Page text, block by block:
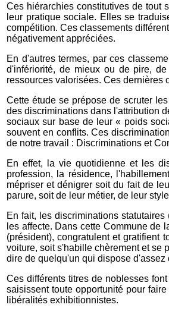
Ces hiérarchies constitutives de tout
leur pratique sociale. Elles se
compétition. Ces classements
négativement appréciées.
En d'autres termes, par ces
d'infériorité, de mieux ou de pire,
ressources valorisées. Ces dernières
Cette étude se prépose de scruter
des discriminations dans l'attribution
sociaux sur base de leur « poids
souvent en conflits. Ces
de notre travail : Discriminations et
En effet, la vie quotidienne et les
profession, la résidence,
mépriser et dénigrer soit du fait de
parure, soit de leur métier, de leur
En fait, les discriminations
les affecte. Dans cette Commune
(président), congratulent et gratifient
voiture, soit s'habille chèrement et se
dire de quelqu'un qui dispose d'assez
Ces différents titres de noblesses
saisissent toute opportunité pour
libéralités exhibitionnistes.